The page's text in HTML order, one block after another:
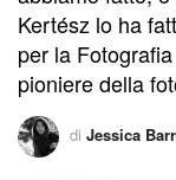
Kertész lo ha
per la
pioniere della
di Jessica